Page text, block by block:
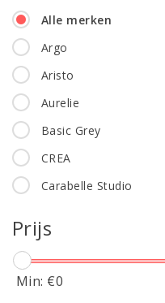
Alle merken
Argo
Aristo
Aurelie
Basic Grey
CREA
Carabelle Studio
Crafter´s Companion
Crealies
Prijs
Min: €0